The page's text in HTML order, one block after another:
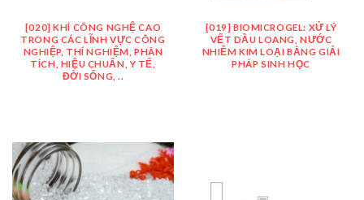
[020] KHÍ CÔNG NGHỆ CAO
TRONG CÁC LĨNH VỰC CÔNG
NGHIỆP, THÍ NGHIỆM, PHÂN
TÍCH, HIỆU CHUẨN, Y TẾ,
ĐỜI SỐNG, ..
[019] BIOMICROGEL: XỬ LÝ
VẾT DẦU LOANG, NƯỚC
NHIỄM KIM LOẠI BẰNG GIẢI
PHÁP SINH HỌC